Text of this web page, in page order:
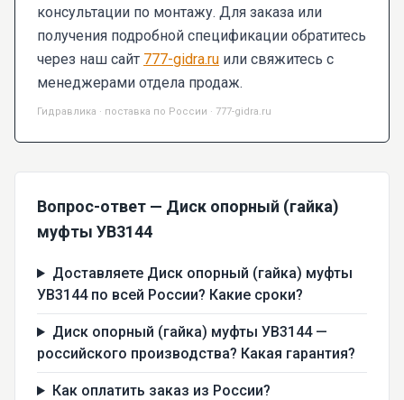
консультации по монтажу. Для заказа или
получения подробной спецификации обратитесь
через наш сайт 777-gidra.ru или свяжитесь с
менеджерами отдела продаж.
Гидравлика · поставка по России · 777-gidra.ru
Вопрос-ответ — Диск опорный (гайка)
муфты УВ3144
Доставляете Диск опорный (гайка) муфты
УВ3144 по всей России? Какие сроки?
Диск опорный (гайка) муфты УВ3144 —
российского производства? Какая гарантия?
Как оплатить заказ из России?